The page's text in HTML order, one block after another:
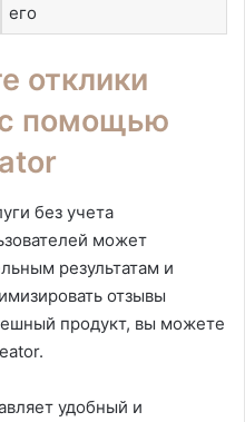
его
отклики
с помощью
без учета
может
результатам и
отзывы
продукт, вы можете
удобный и